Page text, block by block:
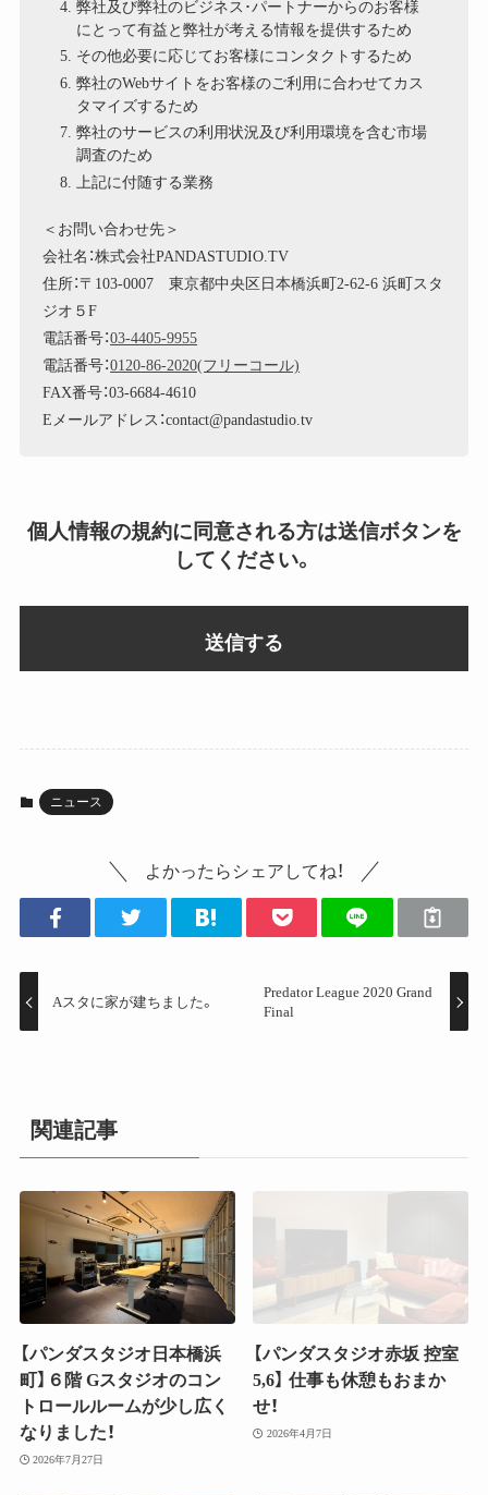
弊社及び弊社のビジネス･パートナーからのお客様
にとって有益と弊社が考える情報を提供するため
その他必要に応じてお客様にコンタクトするため
弊社のWebサイトをお客様のご利用に合わせてカス
タマイズするため
弊社のサービスの利用状況及び利用環境を含む市場
調査のため
上記に付随する業務
＜お問い合わせ先＞
会社名：株式会社PANDASTUDIO.TV
住所：〒103-0007 東京都中央区日本橋浜町2-62-6 浜町スタ
ジオ５F
電話番号：03-4405-9955
電話番号：0120-86-2020(フリーコール)
FAX番号：03-6684-4610
Eメールアドレス：contact@pandastudio.tv
個人情報の規約に同意される方は送信ボタンを
してください。
ニュース
よかったらシェアしてね！
Aスタに家が建ちました。
Predator League 2020 Grand
Final
関連記事
【パンダスタジオ日本橋浜
町】６階 Gスタジオのコン
トロールルームが少し広く
なりました！
2026年7月27日
【パンダスタジオ赤坂 控室
5,6】 仕事も休憩もおまか
せ！
2026年4月7日